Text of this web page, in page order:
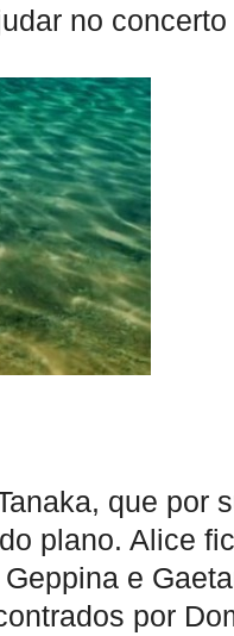
no concerto
que por
plano. Alice
e
por